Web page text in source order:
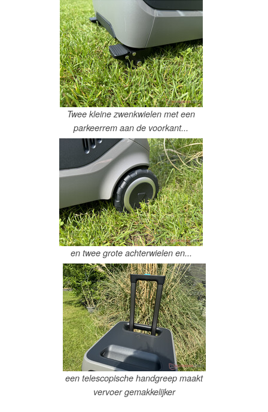
Twee kleine zwenkwielen met een
parkeerrem aan de voorkant...
en twee grote achterwielen en...
een telescopische handgreep maakt
vervoer gemakkelijker